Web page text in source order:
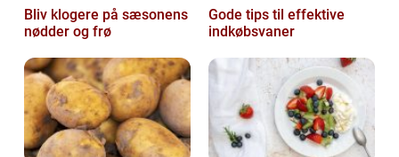
Bliv klogere på sæsonens
nødder og frø
Gode tips til effektive
indkøbsvaner